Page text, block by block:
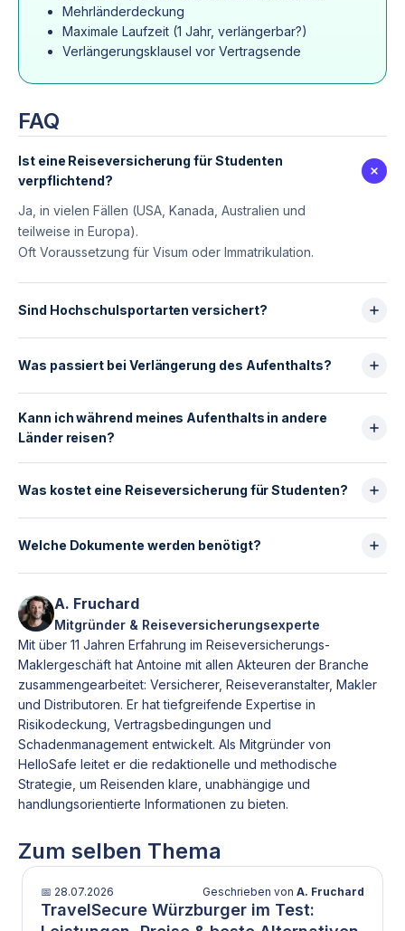
Mehrländerdeckung
Maximale Laufzeit (1 Jahr, verlängerbar?)
Verlängerungsklausel vor Vertragsende
FAQ
Ist eine Reiseversicherung für Studenten
verpflichtend?
Ja, in vielen Fällen (USA, Kanada, Australien und
teilweise in Europa).
Oft Voraussetzung für Visum oder Immatrikulation.
Sind Hochschulsportarten versichert?
Freizeitaktivitäten sind meist abgedeckt.
Offizielle Wettkämpfe oder Risikosportarten
Was passiert bei Verlängerung des Aufenthalts?
Die Verlängerung muss vor Ablauf beantragt werden.
Ohne Verlängerung endet der Versicherungsschutz
automatisch.
Rückwirkende Verlängerungen sind selten möglich.
Kann ich während meines Aufenthalts in andere
Länder reisen?
Ja, sofern Mehrländerdeckung enthalten ist.
Achtung: USA/Kanada sind häufig separat tarifiert.
Was kostet eine Reiseversicherung für Studenten?
Im Durchschnitt zwischen1 € und 2 € pro Tag,
abhängig von Ziel und gewählter Deckung.
Welche Dokumente werden benötigt?
Reisepass, ggf. Studentenvisum und
Immatrikulationsnachweis.
Der Versicherungsnachweis wird in der Regel sofort
nach Abschluss ausgestellt.
A. Fruchard
Mitgründer & Reiseversicherungsexperte
Mit über 11 Jahren Erfahrung im Reiseversicherungs-
Maklergeschäft hat Antoine mit allen Akteuren der Branche
zusammengearbeitet: Versicherer, Reiseveranstalter, Makler
und Distributoren. Er hat tiefgreifende Expertise in
Risikodeckung, Vertragsbedingungen und
Schadenmanagement entwickelt. Als Mitgründer von
HelloSafe leitet er die redaktionelle und methodische
Strategie, um Reisenden klare, unabhängige und
handlungsorientierte Informationen zu bieten.
Zum selben Thema
📅 28.07.2026 Geschrieben von A. Fruchard
TravelSecure Würzburger im Test: